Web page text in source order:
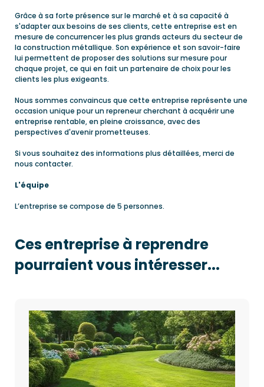
Grâce à sa forte présence sur le marché et à sa capacité à
s'adapter aux besoins de ses clients, cette entreprise est en
mesure de concurrencer les plus grands acteurs du secteur de
la construction métallique. Son expérience et son savoir-faire
lui permettent de proposer des solutions sur mesure pour
chaque projet, ce qui en fait un partenaire de choix pour les
clients les plus exigeants.
Nous sommes convaincus que cette entreprise représente une
occasion unique pour un repreneur cherchant à acquérir une
entreprise rentable, en pleine croissance, avec des
perspectives d'avenir prometteuses.
Si vous souhaitez des informations plus détaillées, merci de
nous contacter.
L'équipe
L’entreprise se compose de 5 personnes.
Ces entreprise à reprendre
pourraient vous intéresser...